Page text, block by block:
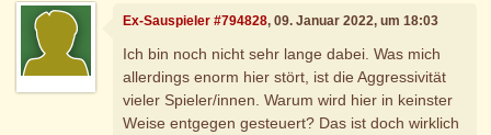
Ex-Sauspieler #794828, 09. Januar 2022, um 18:03
Ich bin noch nicht sehr lange dabei. Was mich
allerdings enorm hier stört, ist die Aggressivität
vieler Spieler/innen. Warum wird hier in keinster
Weise entgegen gesteuert? Das ist doch wirklich